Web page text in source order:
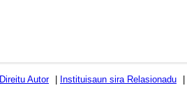
Direitu Autor Instituisaun sira Relasionadu